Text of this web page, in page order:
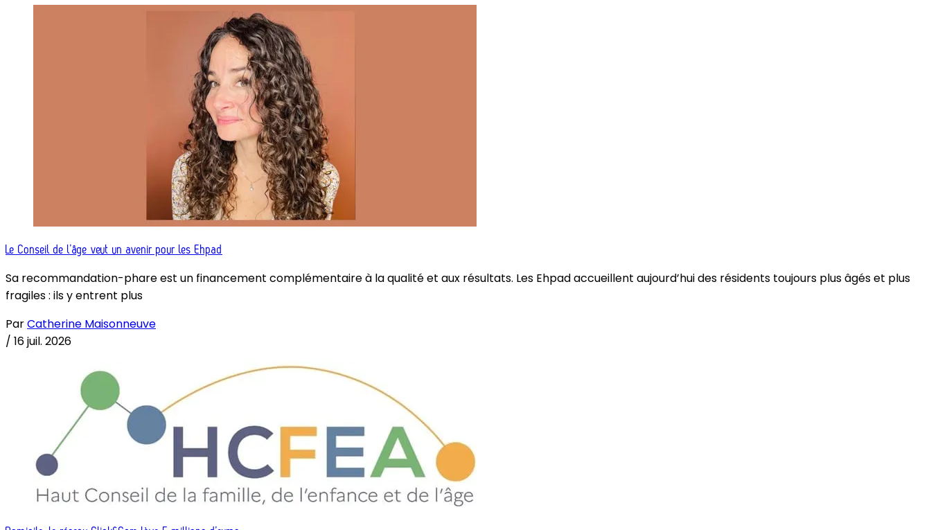
Le Conseil de l’âge veut un avenir pour les Ehpad
Sa recommandation-phare est un financement complémentaire à la qualité et aux résultats. Les Ehpad accueillent aujourd’hui des résidents toujours plus âgés et plus
fragiles : ils y entrent plus
ParCatherine Maisonneuve
/ 16 juil. 2026